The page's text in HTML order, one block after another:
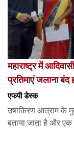
महाराष्ट्र में
प्रतिमाएं जलाना बंद
एफपी डेस्‍क
उषाकिरण आत्राम के
बताया जाता है और